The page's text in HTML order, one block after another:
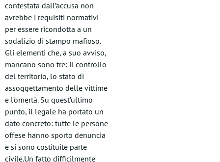
contestata dall’accusa non
avrebbe i requisiti normativi
per essere ricondotta a un
sodalizio di stampo mafioso.
Gli elementi che, a suo avviso,
mancano sono tre: il controllo
del territorio, lo stato di
assoggettamento delle vittime
e l’omertà. Su quest’ultimo
punto, il legale ha portato un
dato concreto: tutte le persone
offese hanno sporto denuncia
e si sono costituite parte
civile.Un fatto difficilmente